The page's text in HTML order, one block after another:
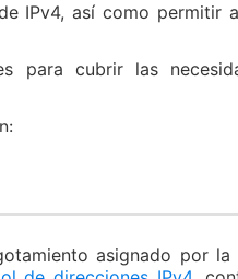
IPv4, así como permitir
para cubrir las
asignado por la